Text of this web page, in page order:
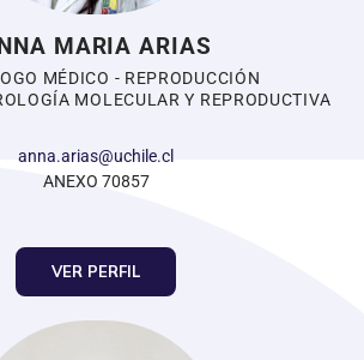
MARIA ARIAS
MÉDICO - REPRODUCCIÓN
MOLECULAR Y REPRODUCTIVA
anna.arias@uchile.cl
ANEXO 70857
VER PERFIL